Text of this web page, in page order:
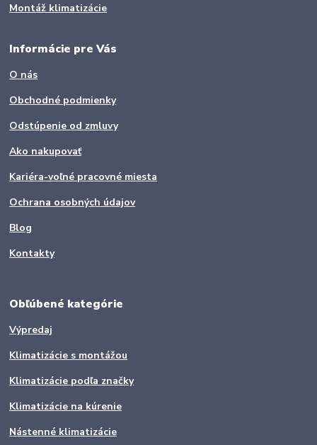
Montáž klimatizácie
Informácie pre Vás
O nás
Obchodné podmienky
Odstúpenie od zmluvy
Ako nakupovať
Kariéra-voľné pracovné miesta
Ochrana osobných údajov
Blog
Kontakty
Obľúbené kategórie
Výpredaj
Klimatizácie s montážou
Klimatizácie podľa značky
Klimatizácie na kúrenie
Nástenné klimatizácie